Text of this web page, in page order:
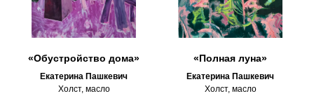
«Обустройство дома»
Екатерина Пашкевич
Холст, масло
«Полная луна»
Екатерина Пашкевич
Холст, масло